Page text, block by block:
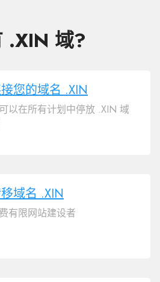
.XIN 域?
您的域名 .XIN
以在所有计划中停放 .XIN 域
域名 .XIN
有限网站建设者